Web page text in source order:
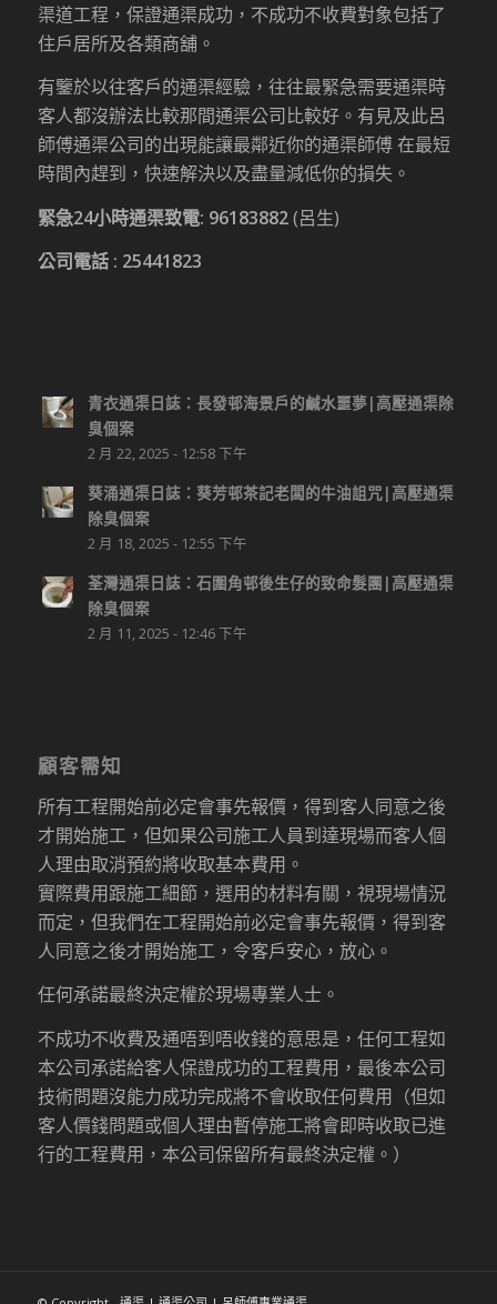
渠道工程，保證通渠成功，不成功不收費對象包括了
住戶居所及各類商舖。
有鑒於以往客戶的通渠經驗，往往最緊急需要通渠時
客人都沒辦法比較那間通渠公司比較好。有見及此呂
師傅通渠公司的出現能讓最鄰近你的通渠師傅 在最短
時間內趕到，快速解決以及盡量減低你的損失。
緊急24小時通渠致電: 96183882(呂生)
公司電話 : 25441823
青衣通渠日誌：長發邨海景戶的鹹水噩夢|高壓通渠除
臭個案
2 月 22, 2025 - 12:58 下午
葵涌通渠日誌：葵芳邨茶記老闆的牛油詛咒|高壓通渠
除臭個案
2 月 18, 2025 - 12:55 下午
荃灣通渠日誌：石圍角邨後生仔的致命髮團|高壓通渠
除臭個案
2 月 11, 2025 - 12:46 下午
顧客需知
所有工程開始前必定會事先報價，得到客人同意之後
才開始施工，但如果公司施工人員到達現場而客人個
人理由取消預約將收取基本費用。
實際費用跟施工細節，選用的材料有關，視現場情況
而定，但我們在工程開始前必定會事先報價，得到客
人同意之後才開始施工，令客戶安心，放心。
任何承諾最終決定權於現場專業人士。
不成功不收費及通唔到唔收錢的意思是，任何工程如
本公司承諾給客人保證成功的工程費用，最後本公司
技術問題沒能力成功完成將不會收取任何費用（但如
客人價錢問題或個人理由暫停施工將會即時收取已進
行的工程費用，本公司保留所有最終決定權。）